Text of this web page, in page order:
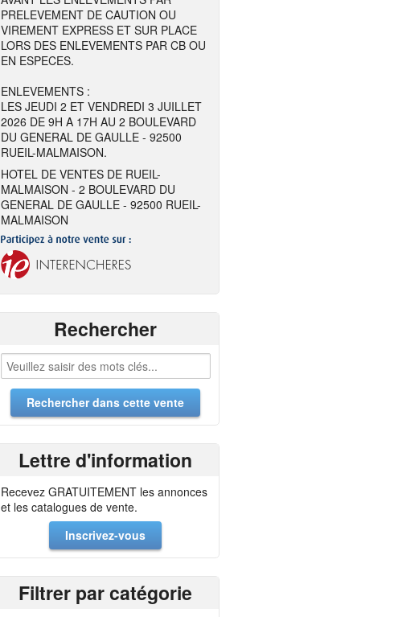
PRELEVEMENT DE CAUTION OU
VIREMENT EXPRESS ET SUR PLACE
LORS DES ENLEVEMENTS PAR CB OU
EN ESPECES.
ENLEVEMENTS :
LES JEUDI 2 ET VENDREDI 3 JUILLET
2026 DE 9H A 17H AU 2 BOULEVARD
DU GENERAL DE GAULLE - 92500
RUEIL-MALMAISON.
HOTEL DE VENTES DE RUEIL-
MALMAISON - 2 BOULEVARD DU
GENERAL DE GAULLE - 92500 RUEIL-
MALMAISON
Rechercher
Lettre d'information
Recevez GRATUITEMENT les annonces
et les catalogues de vente.
Inscrivez-vous
Filtrer par catégorie